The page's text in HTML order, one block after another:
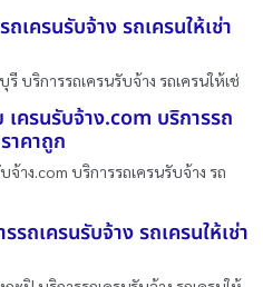
เครนรับจ้าง รถเครนให้เช่า
บริการรถเครนรับจ้าง รถเครนให้เช่
เครนรับจ้าง.com บริการรถ
าคาถูก
จ้าง.com บริการรถเครนรับจ้าง รถ
รถเครนรับจ้าง รถเครนให้เช่า